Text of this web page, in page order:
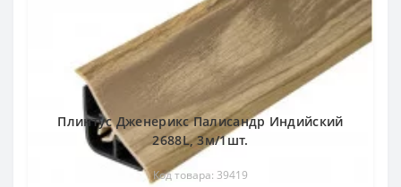
Плинтус Дженерикс Палисандр Индийский
2688L, 3м/1шт.
Код товара: 39419